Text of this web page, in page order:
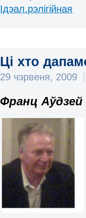
Ідэал.рэлігійная
Ці хто
29 чэрвеня, 2009
Франц Аўдзей